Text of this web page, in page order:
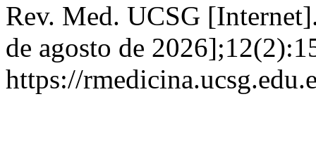
Rev. Med. UCSG
de agosto de
https://